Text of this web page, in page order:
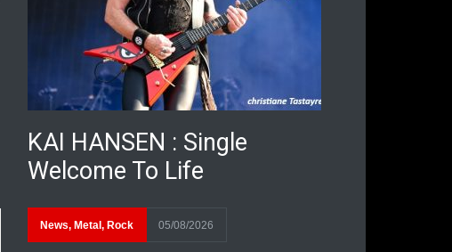
KAI HANSEN : Single
Welcome To Life
News, Metal , Rock 05/08/2026